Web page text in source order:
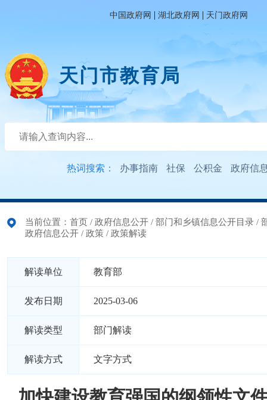
中国政府网 | 湖北政府网 | 天门政府网
天门市教育局
热词搜索： 办事指南 社保 公积金 政府信
当前位置： 首页 / 政府信息公开 / 部门和乡镇信息公开目录 /
政府信息公开 / 政策 / 政策解读
解读单位 教育部
发布日期 2025-03-06
解读类型 部门解读
解读方式 文字方式